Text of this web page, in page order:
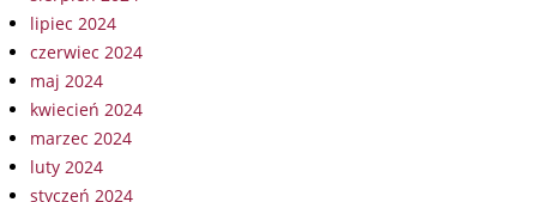
lipiec 2024
czerwiec 2024
maj 2024
kwiecień 2024
marzec 2024
luty 2024
styczeń 2024